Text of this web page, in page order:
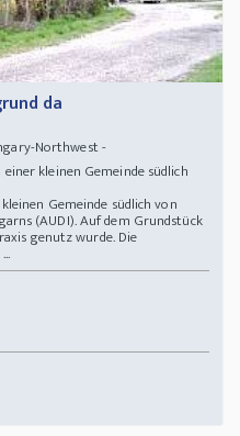
da
Northwest -
kleinen Gemeinde südlich
Gemeinde südlich von
(AUDI). Auf dem Grundstück
genutz wurde. Die